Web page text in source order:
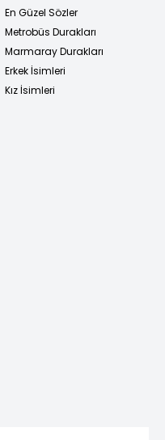
En Güzel Sözler
Metrobüs Durakları
Marmaray Durakları
Erkek İsimleri
Kız İsimleri